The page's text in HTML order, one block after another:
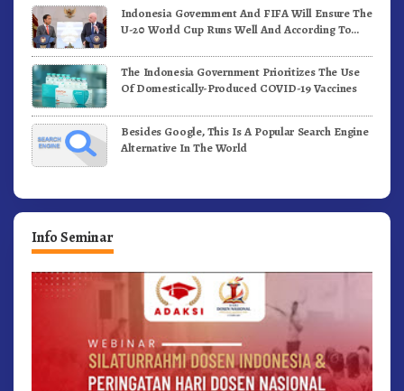
Indonesia Government And FIFA Will Ensure The
U-20 World Cup Runs Well And According To
The Indonesia Government Prioritizes The Use
Of Domestically-Produced COVID-19 Vaccines
Besides Google, This Is A Popular Search Engine
Alternative In The World
Info Seminar